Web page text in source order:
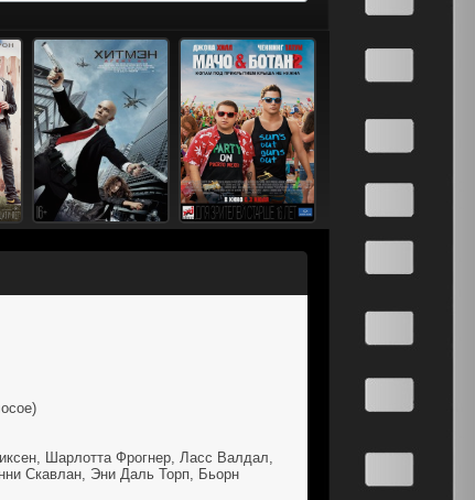
Шарлотта Фрогнер, Ласс Валдал,
Скавлан, Эни Даль Торп, Бьорн